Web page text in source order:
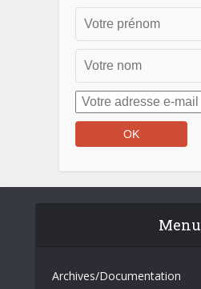
Menu
Archives/Documentation